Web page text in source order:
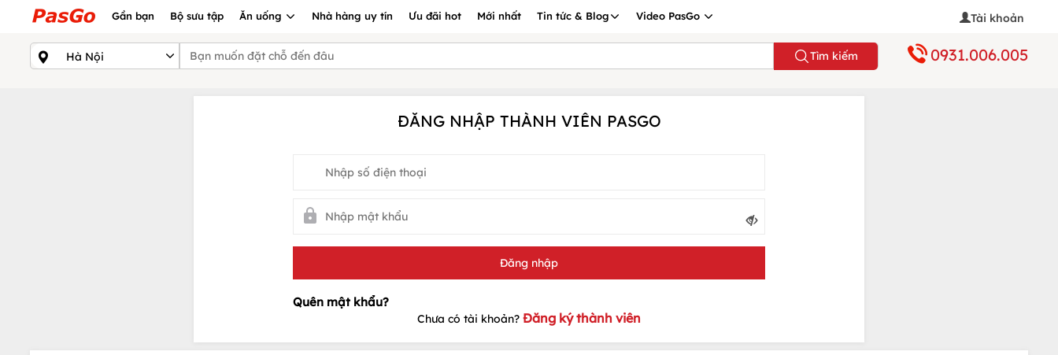
Gần bạn Bộ sưu tập Ăn uống Nhà hàng uy tín Ưu đãi hot Mới nhất Tin tức & Blog Video PasGo Tài khoản
Tìm kiếm 0931.006.005
ĐĂNG NHẬP THÀNH VIÊN PASGO
Chưa có tài khoản? Đăng ký thành viên